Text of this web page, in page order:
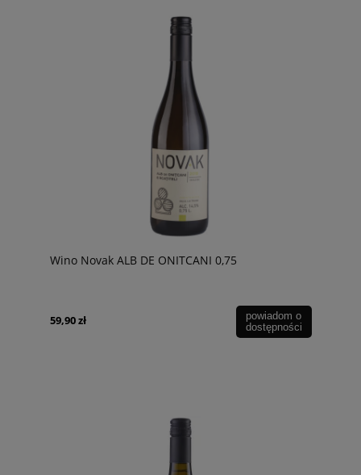
Wino Novak ALB DE ONITCANI 0,75
59,90 zł
powiadom o
dostępności